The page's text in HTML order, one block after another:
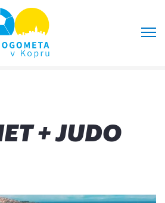
+ JUDO